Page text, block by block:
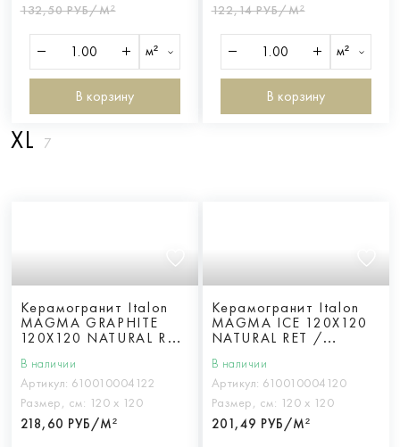
132,50 РУБ/М²
м²
В корзину
122,14 РУБ/М²
м²
В корзину
XL 7
Керамогранит Italon
MAGMA GRAPHITE
120X120 NATURAL RET
120X120 НАТ. ретт.
В наличии
Артикул: 610010004122
Размер, см: 120 х 120
218,60 РУБ/М²
Керамогранит Italon
MAGMA ICE 120X120
NATURAL RET /
НАТ. ретт.
В наличии
Артикул: 610010004120
Размер, см: 120 х 120
201,49 РУБ/М²